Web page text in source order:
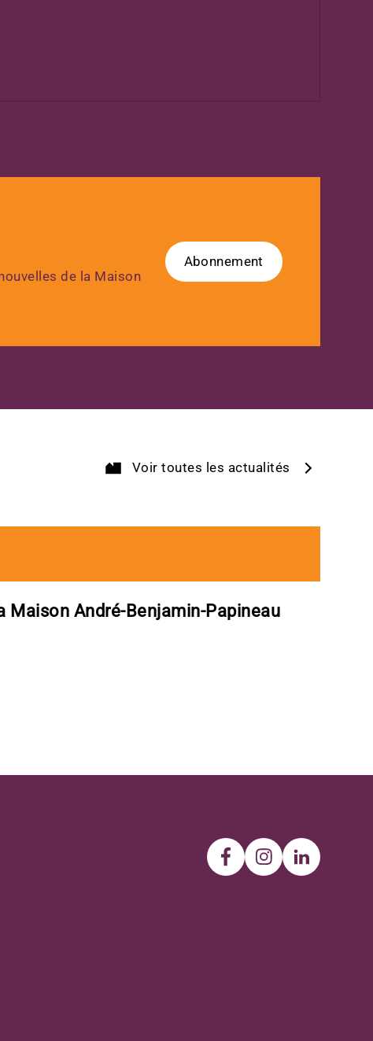
de la Maison
Abonnement
Voir toutes les actualités
Maison André-Benjamin-Papineau